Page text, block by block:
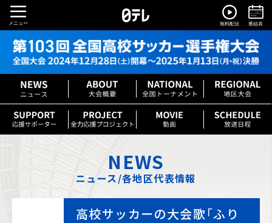
メニュー 無料配信 番組表
NEWS
ニュース/各地区代表情報
高校サッカーの大会歌「ふり